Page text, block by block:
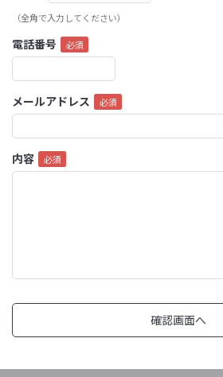
（全角で入力してください）
電話番号
メールアドレス
内容